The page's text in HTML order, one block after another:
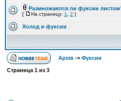
Размножаются ли фуксии
[ На страницу: 1 2 ]
Холод и фуксии
Архів -> Фуксии
Страница 1 из 3